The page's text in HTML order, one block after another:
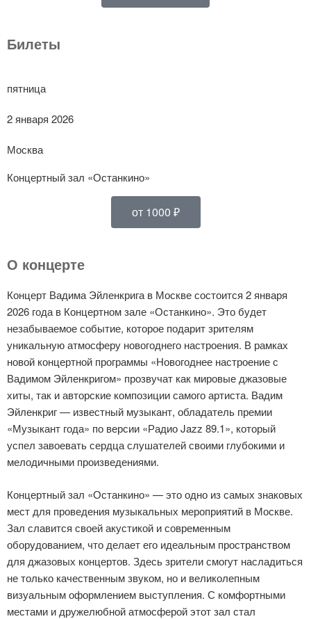
Билеты
пятница
2 января 2026
Москва
Концертный зал «Останкино»
от 1000 ₽
О концерте
Концерт Вадима Эйленкрига в Москве состоится 2 января
2026 года в Концертном зале «Останкино». Это будет
незабываемое событие, которое подарит зрителям
уникальную атмосферу новогоднего настроения. В рамках
новой концертной программы «Новогоднее настроение с
Вадимом Эйленкригом» прозвучат как мировые джазовые
хиты, так и авторские композиции самого артиста. Вадим
Эйленкриг — известный музыкант, обладатель премии
«Музыкант года» по версии «Радио Jazz 89.1», который
успел завоевать сердца слушателей своими глубокими и
мелодичными произведениями.
Концертный зал «Останкино» — это одно из самых знаковых
мест для проведения музыкальных мероприятий в Москве.
Зал славится своей акустикой и современным
оборудованием, что делает его идеальным пространством
для джазовых концертов. Здесь зрители смогут насладиться
не только качественным звуком, но и великолепным
визуальным оформлением выступления. С комфортными
местами и дружелюбной атмосферой этот зал стал